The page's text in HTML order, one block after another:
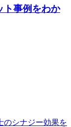
ト事例をわか
のシナジー効果を